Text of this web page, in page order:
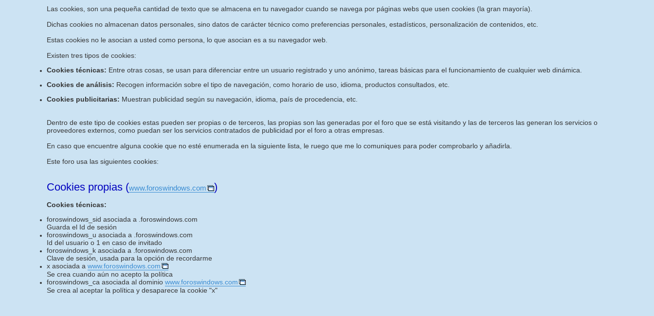
Las cookies, son una pequeña cantidad de texto que se almacena en tu navegador cuando se navega por páginas webs que usen cookies (la gran mayoría).
Dichas cookies no almacenan datos personales, sino datos de carácter técnico como preferencias personales, estadísticos, personalización de contenidos, etc.
Estas cookies no le asocian a usted como persona, lo que asocian es a su navegador web.
Existen tres tipos de cookies:
Cookies técnicas: Entre otras cosas, se usan para diferenciar entre un usuario registrado y uno anónimo, tareas básicas para el funcionamiento de cualquier web dinámica.
Cookies de análisis: Recogen información sobre el tipo de navegación, como horario de uso, idioma, productos consultados, etc.
Cookies publicitarias: Muestran publicidad según su navegación, idioma, país de procedencia, etc.
Dentro de este tipo de cookies estas pueden ser propias o de terceros, las propias son las generadas por el foro que se está visitando y las de terceros las generan los servicios o
proveedores externos, como puedan ser los servicios contratados de publicidad por el foro a otras empresas.
En caso que encuentre alguna cookie que no esté enumerada en la siguiente lista, le ruego que me lo comuniques para poder comprobarlo y añadirla.
Este foro usa las siguientes cookies:
Cookies propias (www.foroswindows.com )
Cookies técnicas:
foroswindows_sid asociada a .foroswindows.com
Guarda el Id de sesión
foroswindows_u asociada a .foroswindows.com
Id del usuario o 1 en caso de invitado
foroswindows_k asociada a .foroswindows.com
Clave de sesión, usada para la opción de recordarme
x asociada a www.foroswindows.com
Se crea cuando aún no acepto la política
foroswindows_ca asociada al dominio www.foroswindows.com
Se crea al aceptar la política y desaparece la cookie "x"